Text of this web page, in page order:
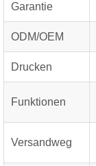
Garantie
ODM/OEM
Drucken
Funktionen
Versandweg